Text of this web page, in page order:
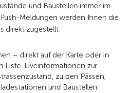
und Baustellen immer im
Meldungen werden Ihnen die
direkt zugestellt.
– direkt auf der Karte oder in
Liste. Liveinformationen zur
zu den Pässen,
und Baustellen